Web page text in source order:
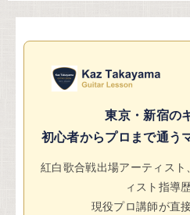
東京・新宿の
初心者からプロまで通う
紅白歌合戦出場アーティス
ィスト指導
現役プロ講師が直